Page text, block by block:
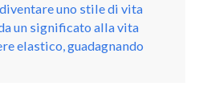
uno stile di vita
un significato alla vita
elastico, guadagnando